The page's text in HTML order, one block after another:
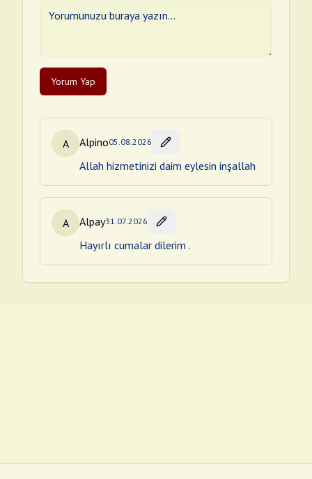
Yorum Yap
A Alpino05.08.2026
Allah hizmetinizi daim eylesin inşallah
A Alpay31.07.2026
Hayırlı cumalar dilerim .